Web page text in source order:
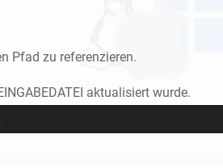
Pfad zu referenzieren.
aktualisiert wurde.